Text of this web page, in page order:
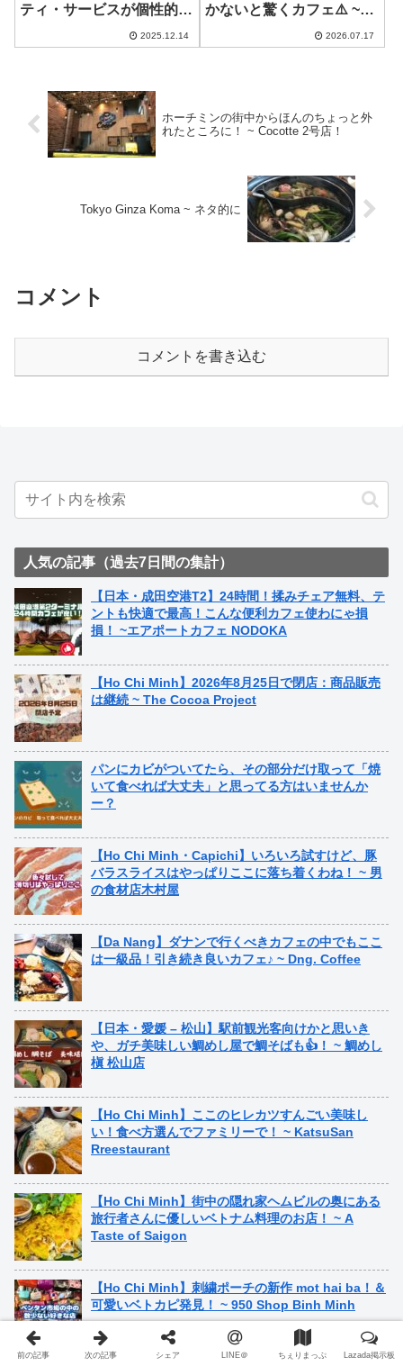
ティ・サービスが個性的😅
2025.12.14
かないと驚くカフェ⚠️ ~
43 Factory）
2026.07.17
ホーチミンの街中からほんのちょっと外
れたところに！ ~ Cocotte 2号店！
Tokyo Ginza Koma ~ ネタ的に
コメント
コメントを書き込む
人気の記事（過去7日間の集計）
【日本・成田空港T2】24時間！揉みチェア無料、テ
ントも快適で最高！こんな便利カフェ使わにゃ損
損！ ~エアポートカフェ NODOKA
【Ho Chi Minh】2026年8月25日で閉店：商品販売
は継続 ~ The Cocoa Project
パンにカビがついてたら、その部分だけ取って「焼
いて食べれば大丈夫」と思ってる方はいませんか
ー？
【Ho Chi Minh・Capichi】いろいろ試すけど、豚
バラスライスはやっぱりここに落ち着くわね！ ~ 男
の食材店木村屋
【Da Nang】ダナンで行くべきカフェの中でもここ
は一級品！引き続き良いカフェ♪ ~ Dng. Coffee
【日本・愛媛 – 松山】駅前観光客向けかと思いき
や、ガチ美味しい鯛めし屋で鯛そばも👍！ ~ 鯛めし
槇 松山店
【Ho Chi Minh】ここのヒレカツすんごい美味し
い！食べ方選んでファミリーで！ ~ KatsuSan
Rreestaurant
【Ho Chi Minh】街中の隠れ家ヘムビルの奥にある
旅行者さんに優しいベトナム料理のお店！ ~ A
Taste of Saigon
【Ho Chi Minh】刺繍ポーチの新作 mot hai ba！＆
可愛いベトカピ発見！ ~ 950 Shop Binh Minh
前の記事 次の記事 シェア LINE＠ ちぇりまっぷ Lazada掲示板